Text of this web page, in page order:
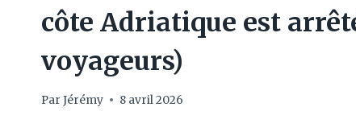
côte Adriatique est
voyageurs)
Par Jérémy 8 avril 2026